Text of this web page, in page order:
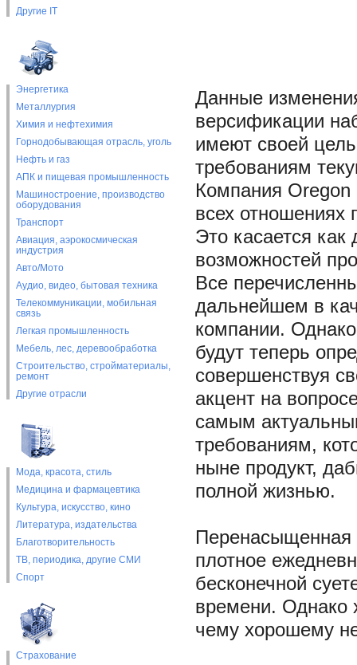
Другие IT
Энергетика
Металлургия
Химия и нефтехимия
Горнодобывающая отрасль, уголь
Нефть и газ
АПК и пищевая промышленность
Машиностроение, производство
оборудования
Транспорт
Авиация, аэрокосмическая
индустрия
Авто/Мото
Аудио, видео, бытовая техника
Телекоммуникации, мобильная
связь
Легкая промышленность
Мебель, лес, деревообработка
Строительство, стройматериалы,
ремонт
Другие отрасли
Мода, красота, стиль
Медицина и фармацевтика
Культура, искусство, кино
Литература, издательства
Благотворительность
ТВ, периодика, другие СМИ
Спорт
Страхование
Данные
версификации
имеют своей
требованиям
Компания Oregon
всех отношениях
Это касается
возможностей
Все
дальнейшем в
компании.
будут теперь
совершенствуя
акцент на
самым
требованиям,
ныне продукт,
полной жизнью.
Перенасыщенная
плотное
бесконечной
времени. Однако
чему хорошему